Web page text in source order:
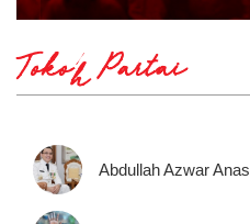
Tokoh Partai
Abdullah Azwar Anas